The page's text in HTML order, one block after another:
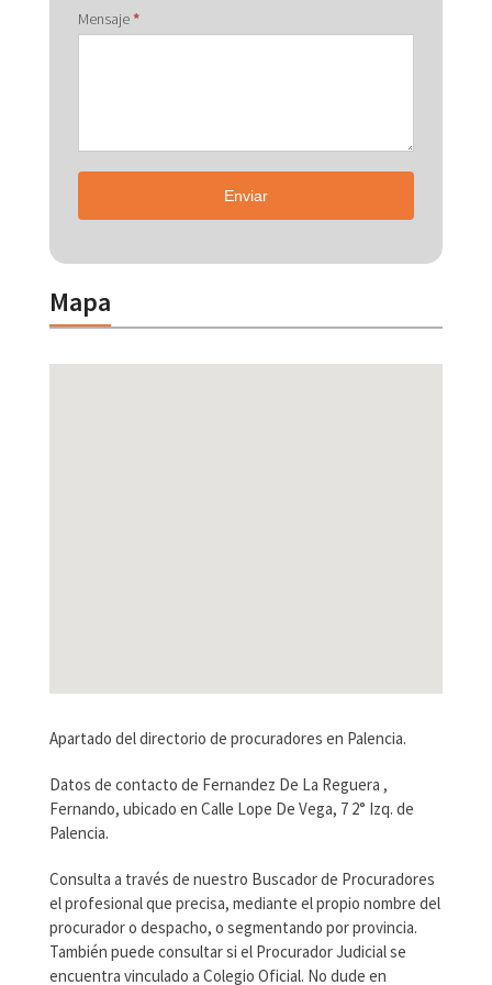
Mensaje*
Enviar
Mapa
Apartado del directorio de procuradores en Palencia.
Datos de contacto de Fernandez De La Reguera ,
Fernando, ubicado en Calle Lope De Vega, 7 2° Izq. de
Palencia.
Consulta a través de nuestro Buscador de Procuradores
el profesional que precisa, mediante el propio nombre del
procurador o despacho, o segmentando por provincia.
También puede consultar si el Procurador Judicial se
encuentra vinculado a Colegio Oficial. No dude en